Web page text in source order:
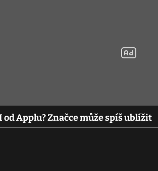
od Applu? Značce může spíš ublížit